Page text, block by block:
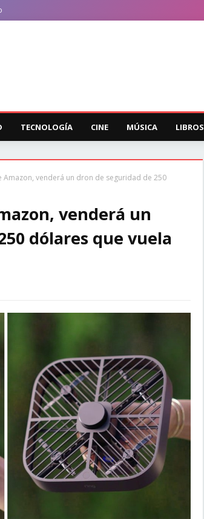
TECNOLOGÍA CINE MÚSICA LIBROS
Amazon, venderá un dron de seguridad de 250
venderá un
dólares que vuela